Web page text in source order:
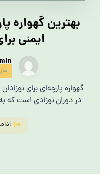
بهترین گهواره
ایمنی
گهواره پارچه‌ای برای
در دوران نوزادی است که